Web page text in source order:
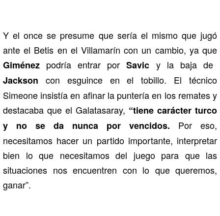
Y el once se presume que sería el mismo que jugó
ante el Betis en el Villamarín con un cambio, ya que
Giménez podría entrar por Savic y la baja de
Jackson con esguince en el tobillo. El técnico
Simeone insistía en afinar la puntería en los remates y
destacaba que el Galatasaray, “tiene carácter turco
y no se da nunca por vencidos. Por eso,
necesitamos hacer un partido importante, interpretar
bien lo que necesitamos del juego para que las
situaciones nos encuentren con lo que queremos,
ganar”.